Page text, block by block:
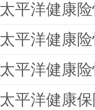
太平洋健康
太平洋健康
太平洋健康
太平洋健康